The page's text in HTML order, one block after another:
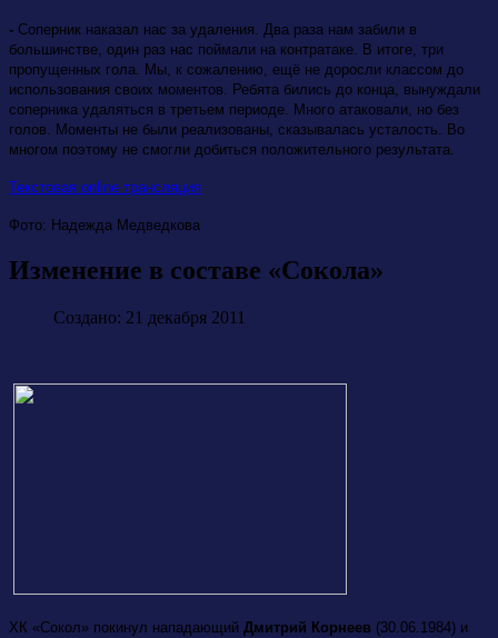
- Соперник наказал нас за удаления. Два раза нам забили в
большинстве, один раз нас поймали на контратаке. В итоге, три
пропущенных гола. Мы, к сожалению, ещё не доросли классом до
использования своих моментов. Ребята бились до конца, вынуждали
соперника удаляться в третьем периоде. Много атаковали, но без
голов. Моменты не были реализованы, сказывалась усталость. Во
многом поэтому не смогли добиться положительного результата.
Текстовая online трансляция
Фото: Надежда Медведкова
Изменение в составе «Сокола»
Создано: 21 декабря 2011
ХК «Сокол» покинул нападающий Дмитрий Корнеев (30.06.1984) и